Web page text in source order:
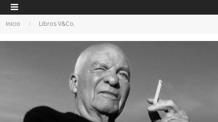
Inicio Libros V&Co.